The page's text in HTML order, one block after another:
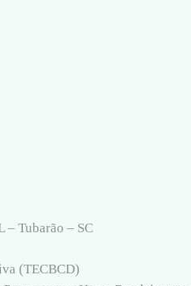
– Tubarão – SC
(TECBCD)